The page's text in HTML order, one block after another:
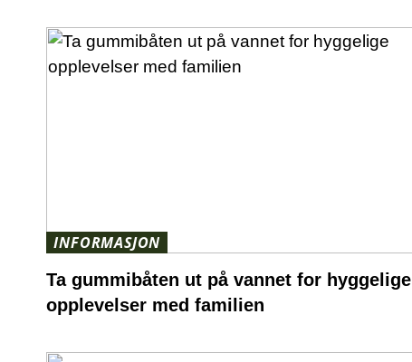
INFORMASJON
Ta gummibåten ut på vannet for hyggelige
opplevelser med familien